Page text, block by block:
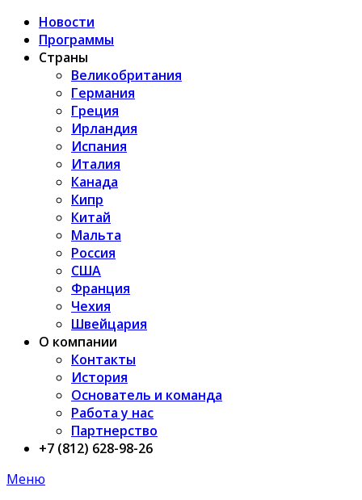
Новости
Программы
Страны
Великобритания
Германия
Греция
Ирландия
Испания
Италия
Канада
Кипр
Китай
Мальта
Россия
США
Франция
Чехия
Швейцария
О компании
Контакты
История
Основатель и команда
Работа у нас
Партнерство
+7 (812) 628-98-26
Меню